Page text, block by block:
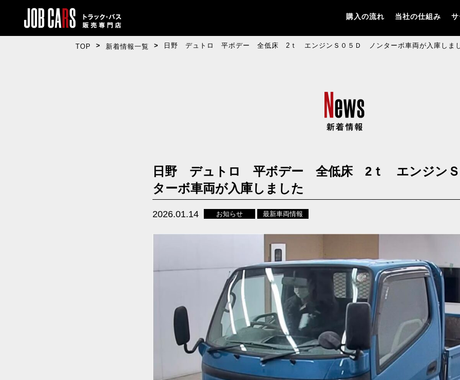
購入の流れ 当社の仕組み
TOP 新着情報一覧 日野 デュトロ 平ボデー 全低床 2ｔ エンジンＳ０５Ｄ ノンターボ車両が入庫し
日野 デュトロ 平ボデー 全低床 2ｔ エンジン
ターボ車両が入庫しました
2026.01.14 お知らせ 最新車両情報